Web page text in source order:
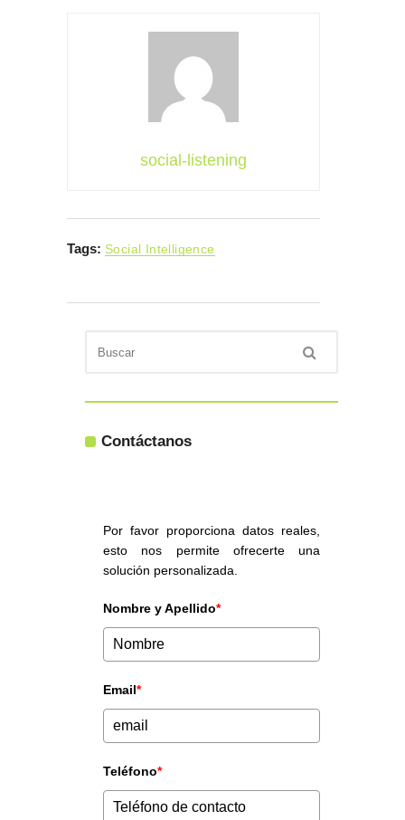
social-listening
Tags: Social Intelligence
Contáctanos
Por favor proporciona datos reales,
esto nos permite ofrecerte una
solución personalizada.
Nombre y Apellido*
Email*
Teléfono*